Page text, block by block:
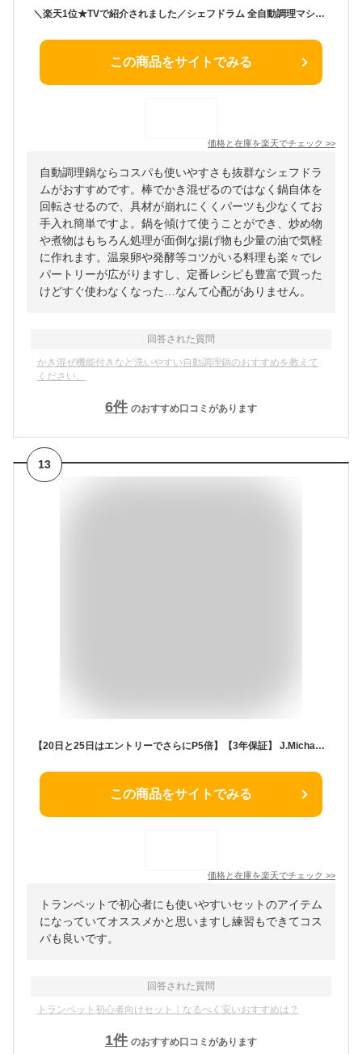
＼楽天1位★TVで紹介されました／シェフドラム 全自動調理マシン 自動調理器 時短 揚げ物 炒め物 無水料理 煮物 蒸し料理 デザート 作り置き 電気調理鍋 簡単お手入れ CHEF DRUM アイリスオーヤマ DAC-IB2-C DAC-IA2 [2606SN]
この商品をサイトでみる
価格と在庫を楽天でチェック >>
自動調理鍋ならコスパも使いやすさも抜群なシェフドラ
ムがおすすめです。棒でかき混ぜるのではなく鍋自体を
回転させるので、具材が崩れにくくパーツも少なくてお
手入れ簡単ですよ。鍋を傾けて使うことができ、炒め物
や煮物はもちろん処理が面倒な揚げ物も少量の油で気軽
に作れます。温泉卵や発酵等コツがいる料理も楽々でレ
パートリーが広がりますし、定番レシピも豊富で買った
けどすぐ使わなくなった…なんて心配がありません。
回答された質問
かき混ぜ機能付きなど洗いやすい自動調理鍋のおすすめを教えて
ください。
6件 のおすすめ口コミがあります
13
【20日と25日はエントリーでさらにP5倍】【3年保証】 J.Michael TR-300S トランペット 初心者 入門 7点セット Jマイケル TR300S【WEBSHOP限定】
この商品をサイトでみる
価格と在庫を楽天でチェック >>
トランペットで初心者にも使いやすいセットのアイテム
になっていてオススメかと思いますし練習もできてコス
パも良いです。
回答された質問
トランペット初心者向けセット｜なるべく安いおすすめは？
1件 のおすすめ口コミがあります